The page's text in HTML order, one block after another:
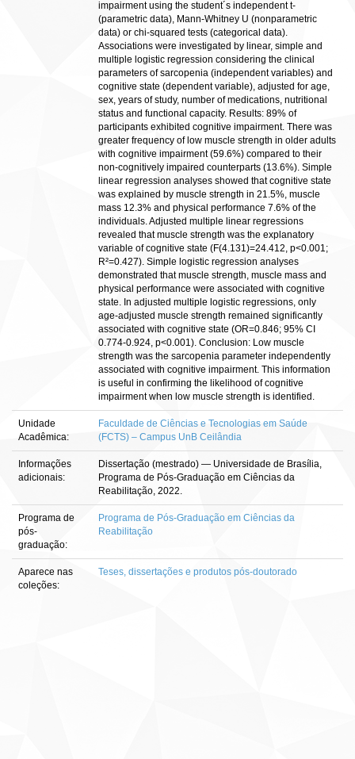
impairment using the student´s independent t-
(parametric data), Mann-Whitney U (nonparametric
data) or chi-squared tests (categorical data).
Associations were investigated by linear, simple and
multiple logistic regression considering the clinical
parameters of sarcopenia (independent variables) and
cognitive state (dependent variable), adjusted for age,
sex, years of study, number of medications, nutritional
status and functional capacity. Results: 89% of
participants exhibited cognitive impairment. There was
greater frequency of low muscle strength in older adults
with cognitive impairment (59.6%) compared to their
non-cognitively impaired counterparts (13.6%). Simple
linear regression analyses showed that cognitive state
was explained by muscle strength in 21.5%, muscle
mass 12.3% and physical performance 7.6% of the
individuals. Adjusted multiple linear regressions
revealed that muscle strength was the explanatory
variable of cognitive state (F(4.131)=24.412, p<0.001;
R²=0.427). Simple logistic regression analyses
demonstrated that muscle strength, muscle mass and
physical performance were associated with cognitive
state. In adjusted multiple logistic regressions, only
age-adjusted muscle strength remained significantly
associated with cognitive state (OR=0.846; 95% CI
0.774-0.924, p<0.001). Conclusion: Low muscle
strength was the sarcopenia parameter independently
associated with cognitive impairment. This information
is useful in confirming the likelihood of cognitive
impairment when low muscle strength is identified.
Unidade
Acadêmica:
Faculdade de Ciências e Tecnologias em Saúde
(FCTS) – Campus UnB Ceilândia
Informações
adicionais:
Dissertação (mestrado) — Universidade de Brasília,
Programa de Pós-Graduação em Ciências da
Reabilitação, 2022.
Programa de
pós-
graduação:
Programa de Pós-Graduação em Ciências da
Reabilitação
Aparece nas
coleções:
Teses, dissertações e produtos pós-doutorado